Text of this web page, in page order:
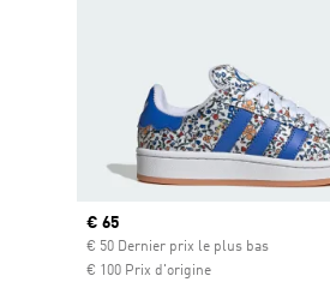
Prix actuel
€ 65
€ 50 Dernier prix le plus bas
€ 100 Prix d'origine